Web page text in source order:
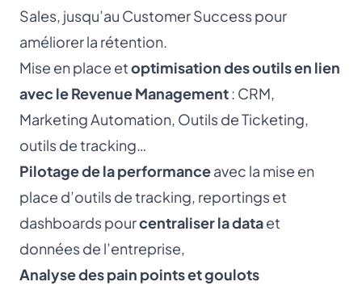
Sales, jusqu’au Customer Success pour
améliorer la rétention.
Mise en place etoptimisation des outils en lien
avec le Revenue Management: CRM,
Marketing Automation, Outils de Ticketing,
outils de tracking…
Pilotage de la performanceavec la mise en
place d’outils de tracking, reportings et
dashboards pourcentraliser la dataet
données de l’entreprise,
Analyse des pain points et goulots